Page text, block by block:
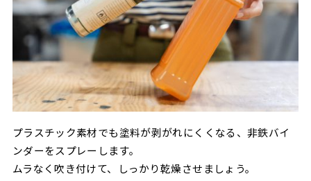
プラスチック素材でも塗料が剥がれにくくなる、非鉄バイ
ンダーをスプレーします。
ムラなく吹き付けて、しっかり乾燥させましょう。